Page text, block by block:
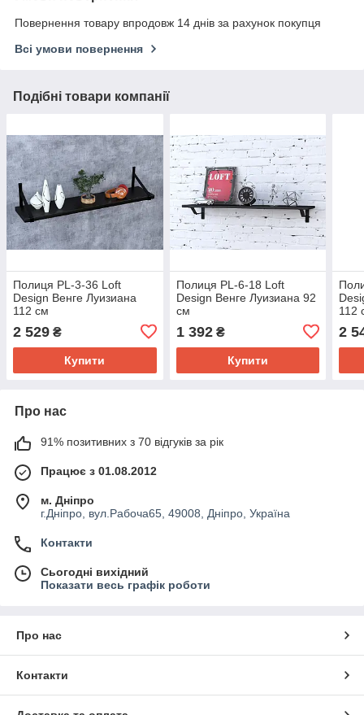
Повернення товару впродовж 14 днів за рахунок покупця
Всі умови повернення
Подібні товари компанії
Полиця PL-3-36 Loft
Design Венге Луизиана
112 см
2 529 ₴
Купити
Полиця PL-6-18 Loft
Design Венге Луизиана 92
см
1 392₴
Купити
112
2
Про нас
91% позитивних з 70 відгуків за рік
Працює з 01.08.2012
м. Дніпро
г.Дніпро, вул.Рабоча65, 49008, Дніпро, Україна
Контакти
Сьогодні вихідний
Показати весь графік роботи
Про нас
Контакти